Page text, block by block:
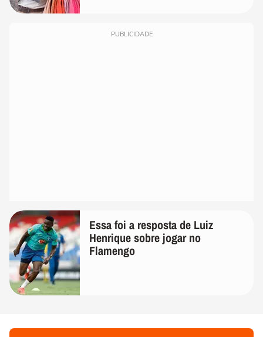
PUBLICIDADE
Essa foi a resposta de Luiz
Henrique sobre jogar no
Flamengo